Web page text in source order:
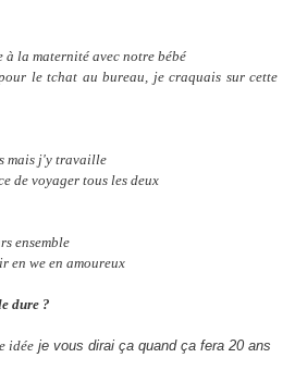
la maternité avec notre bébé
le tchat au bureau, je craquais sur cette
mais j'y travaille
de voyager tous les deux
ensemble
en we en amoureux
dure ?
idée je vous dirai ça quand ça fera 20 ans